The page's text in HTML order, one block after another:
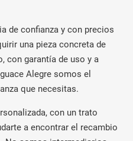
de confianza y con precios
una pieza concreta de
con garantía de uso y a
Alegre somos el
que necesitas.
con un trato
a encontrar el recambio